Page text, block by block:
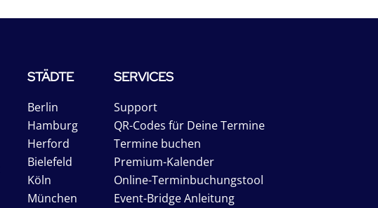
STÄDTE
Berlin
Hamburg
Herford
Bielefeld
Köln
München
SERVICES
Support
QR-Codes für Deine Termine
Termine buchen
Premium-Kalender
Online-Terminbuchungstool
Event-Bridge Anleitung